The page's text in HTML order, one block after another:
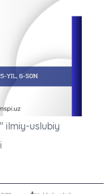
ilmiy-uslubiy